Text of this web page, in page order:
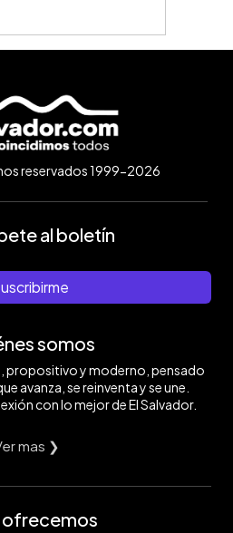
reservados 1999-2026
al boletín
somos
propositivo y moderno, pensado
avanza, se reinventa y se une.
con lo mejor de El Salvador.
mas ❯
ofrecemos